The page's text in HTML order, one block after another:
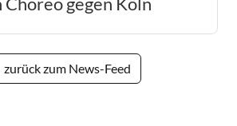
zurück zum News-Feed